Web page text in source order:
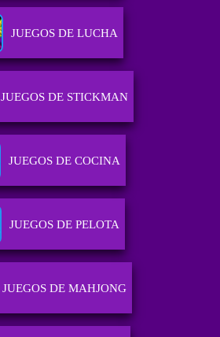
JUEGOS DE LUCHA
JUEGOS DE STICKMAN
JUEGOS DE COCINA
JUEGOS DE PELOTA
JUEGOS DE MAHJONG